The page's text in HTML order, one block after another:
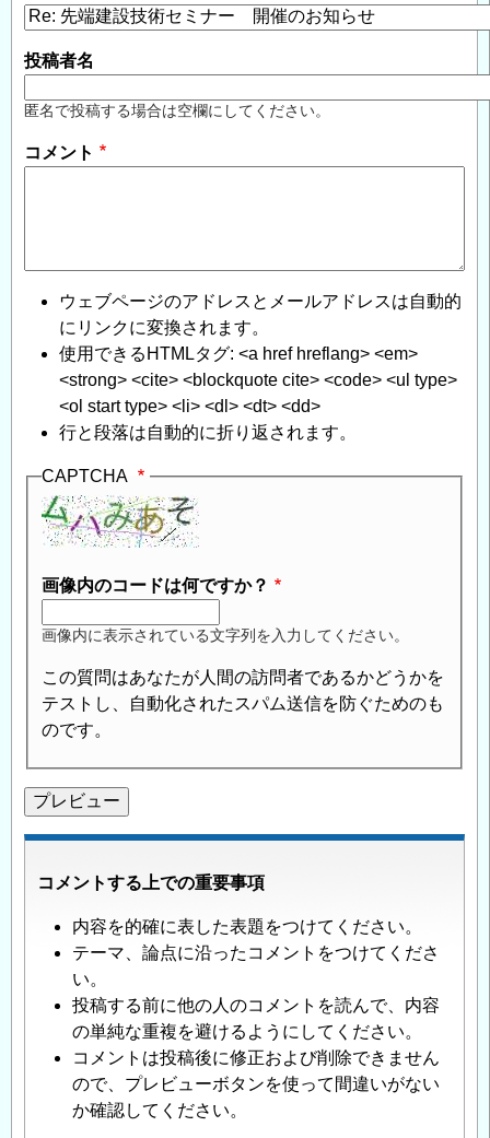
投稿者名
匿名で投稿する場合は空欄にしてください。
コメント
ウェブページのアドレスとメールアドレスは自動的
にリンクに変換されます。
使用できるHTMLタグ: <a href hreflang> <em>
<strong> <cite> <blockquote cite> <code> <ul type>
<ol start type> <li> <dl> <dt> <dd>
行と段落は自動的に折り返されます。
CAPTCHA
画像内のコードは何ですか？
画像内に表示されている文字列を入力してください。
この質問はあなたが人間の訪問者であるかどうかを
テストし、自動化されたスパム送信を防ぐためのも
のです。
コメントする上での重要事項
内容を的確に表した表題をつけてください。
テーマ、論点に沿ったコメントをつけてくださ
い。
投稿する前に他の人のコメントを読んで、内容
の単純な重複を避けるようにしてください。
コメントは投稿後に修正および削除できません
ので、プレビューボタンを使って間違いがない
か確認してください。